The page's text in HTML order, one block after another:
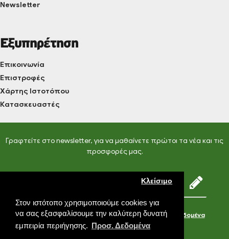
Στον ιστότοπο χρησιμοποιούμε cookies για
να σας εξασφαλίσουμε την καλύτερη δυνατή
εμπειρία περιήγησης. Προσ. Δεδομένα
Κλείσιμο
Newsletter
Εξυπηρέτηση
Επικοινωνία
Επιστροφές
Χάρτης Ιστοτόπου
Κατασκευαστές
Γραφτείτε στο newsletter, για να μαθαίνετε πρώτοι τα νέα και τις
προσφορές μας.
Έχω διαβάσει και αποδέχομαι τους Προσωπικά Δεδομένα